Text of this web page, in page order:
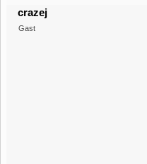
crazej
Gast